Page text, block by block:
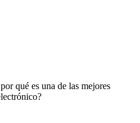
qué es una de las mejores